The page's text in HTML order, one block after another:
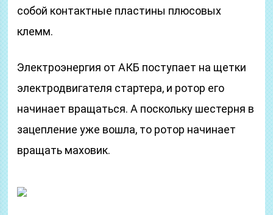
собой контактные пластины плюсовых
клемм.
Электроэнергия от АКБ поступает на щетки
электродвигателя стартера, и ротор его
начинает вращаться. А поскольку шестерня в
зацепление уже вошла, то ротор начинает
вращать маховик.